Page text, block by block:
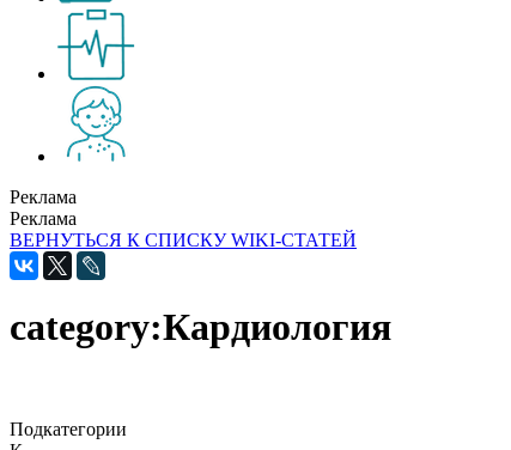
Реклама
Реклама
ВЕРНУТЬСЯ К СПИСКУ WIKI-СТАТЕЙ
category:Кардиология
Подкатегории